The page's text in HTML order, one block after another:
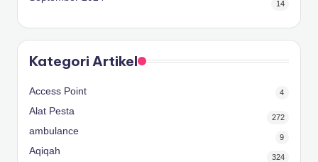
14
Kategori Artikel
Access Point 4
Alat Pesta
272
ambulance
9
Aqiqah
324